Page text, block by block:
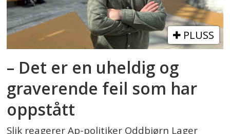
PLUSS
– Det er en uheldig og
graverende feil som har
oppstått
Slik reagerer Ap-politiker Oddbjørn Lager